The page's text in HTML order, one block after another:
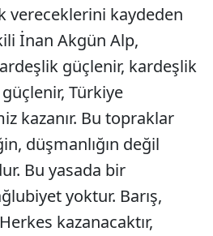
vereceklerini kaydeden
İnan Akgün Alp,
güçlenir, kardeşlik
Türkiye
kazanır. Bu topraklar
düşmanlığın değil
Bu yasada bir
yoktur. Barış,
kazanacaktır,